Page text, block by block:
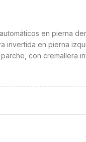
en pierna
invertida en pierna
con cremallera